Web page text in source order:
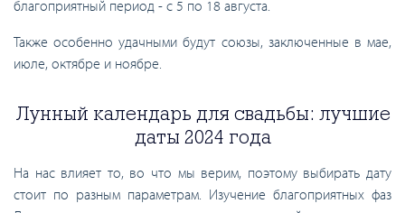
благоприятный период - с 5 по 18 августа.
Также особенно удачными будут союзы, заключенные в мае,
июле, октябре и ноябре.
Лунный календарь для свадьбы: лучшие
даты 2024 года
На нас влияет то, во что мы верим, поэтому выбирать дату
стоит по разным параметрам. Изучение благоприятных фаз